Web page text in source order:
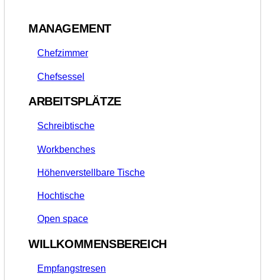
MANAGEMENT
Chefzimmer
Chefsessel
ARBEITSPLÄTZE
Schreibtische
Workbenches
Höhenverstellbare Tische
Hochtische
Open space
WILLKOMMENSBEREICH
Empfangstresen